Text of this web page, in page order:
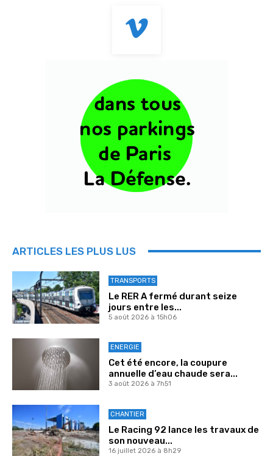
ARTICLES LES PLUS LUS
TRANSPORTS
Le RER A fermé durant seize
jours entre les...
5 août 2026 à 15h06
ENERGIE
Cet été encore, la coupure
annuelle d’eau chaude sera...
3 août 2026 à 7h51
CHANTIER
Le Racing 92 lance les travaux de
son nouveau...
16 juillet 2026 à 8h29